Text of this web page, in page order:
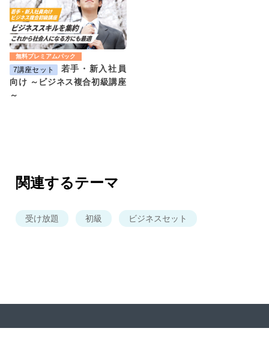
無料プレミアムパック
7講座セット
若手・新入社員
向け ～ビジネス複合初級講座
～
関連するテーマ
受け放題 初級 ビジネスセット